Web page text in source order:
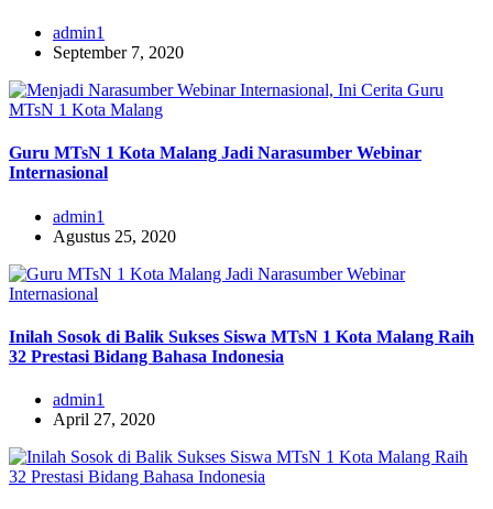
admin1
September 7, 2020
Guru MTsN 1 Kota Malang Jadi Narasumber Webinar
Internasional
admin1
Agustus 25, 2020
Inilah Sosok di Balik Sukses Siswa MTsN 1 Kota Malang Raih
32 Prestasi Bidang Bahasa Indonesia
admin1
April 27, 2020